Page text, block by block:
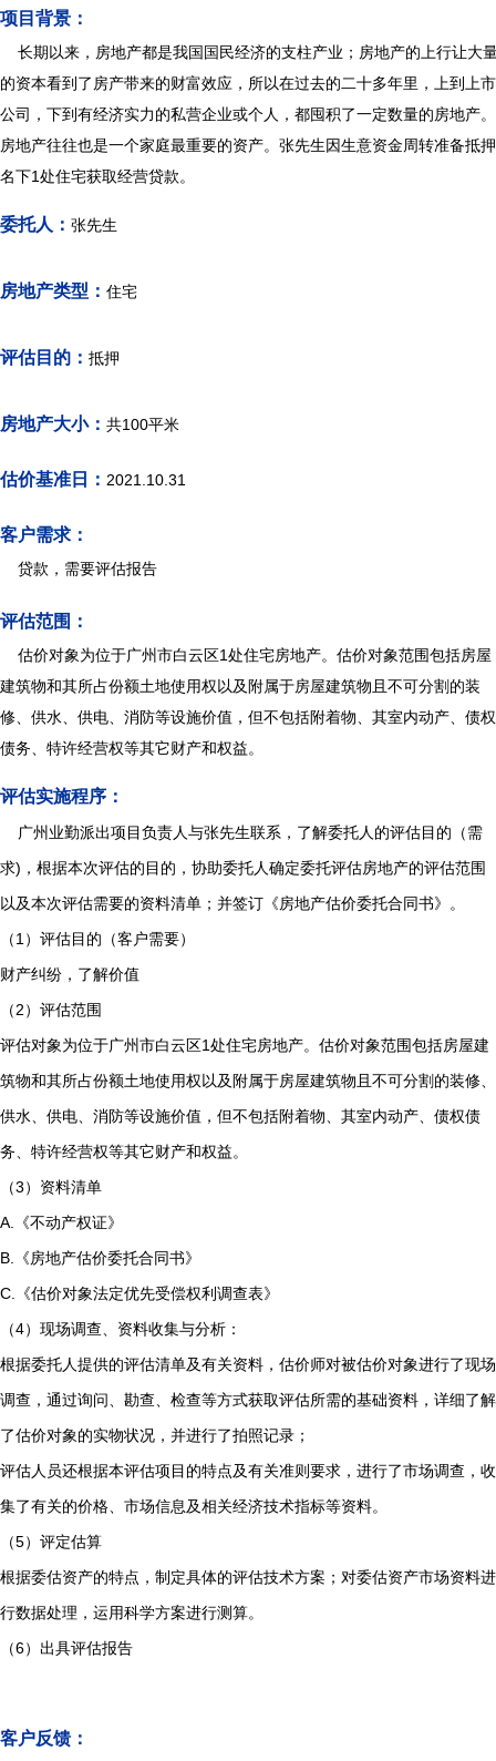
项目背景：
长期以来，房地产都是我国国民经济的支柱产业；房地产的上行让大
的资本看到了房产带来的财富效应，所以在过去的二十多年里，上到上市
公司，下到有经济实力的私营企业或个人，都囤积了一定数量的房地产。
房地产往往也是一个家庭最重要的资产。张先生因生意资金周转准备抵押
名下1处住宅获取经营贷款。
委托人： 张先生
房地产类型： 住宅
评估目的： 抵押
房地产大小： 共100平米
估价基准日： 2021.10.31
客户需求：
贷款，需要评估报告
评估范围：
估价对象为位于广州市白云区1处住宅房地产。估价对象范围包括房屋
建筑物和其所占份额土地使用权以及附属于房屋建筑物且不可分割的装
修、供水、供电、消防等设施价值，但不包括附着物、其室内动产、债权
债务、特许经营权等其它财产和权益。
评估实施程序：
广州业勤派出项目负责人与张先生联系，了解委托人的评估目的（需
求)，根据本次评估的目的，协助委托人确定委托评估房地产的评估范围
以及本次评估需要的资料清单；并签订《房地产估价委托合同书》。
（1）评估目的（客户需要）
财产纠纷，了解价值
（2）评估范围
评估对象为位于广州市白云区1处住宅房地产。估价对象范围包括房屋建
筑物和其所占份额土地使用权以及附属于房屋建筑物且不可分割的装修、
供水、供电、消防等设施价值，但不包括附着物、其室内动产、债权债
务、特许经营权等其它财产和权益。
（3）资料清单
A.《不动产权证》
B.《房地产估价委托合同书》
C.《估价对象法定优先受偿权利调查表》
（4）现场调查、资料收集与分析：
根据委托人提供的评估清单及有关资料，估价师对被估价对象进行了现场
调查，通过询问、勘查、检查等方式获取评估所需的基础资料，详细了解
了估价对象的实物状况，并进行了拍照记录；
评估人员还根据本评估项目的特点及有关准则要求，进行了市场调查，收
集了有关的价格、市场信息及相关经济技术指标等资料。
（5）评定估算
根据委估资产的特点，制定具体的评估技术方案；对委估资产市场资料进
行数据处理，运用科学方案进行测算。
（6）出具评估报告
客户反馈：